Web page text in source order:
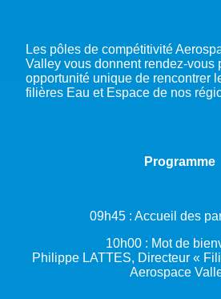
Les pôles de compétitivité
Valley vous donnent rendez-vous
opportunité unique de rencontrer
filières Eau et Espace de nos
Programme
09h45 : Accueil des
10h00 : Mot de
Philippe LATTES, Directeur «
Aerospace